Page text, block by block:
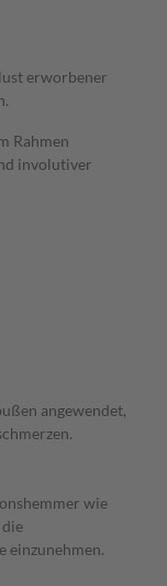
erworbener
Rahmen
involutiver
angewendet,
wie
einzunehmen.